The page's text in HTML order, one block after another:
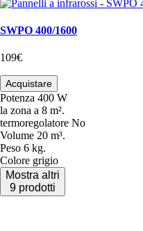
SWPO 400/1600
109€
Acquistare
Potenza 400 W
la zona a 8 m².
termoregolatore No
Volume 20 m³.
Peso 6 kg.
Colore grigio
Mostra altri
9 prodotti